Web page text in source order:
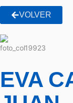
VOLVER
EVA